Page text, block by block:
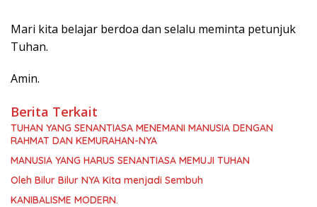
Mari kita belajar berdoa dan selalu meminta petunjuk
Tuhan.
Amin.
Berita Terkait
TUHAN YANG SENANTIASA MENEMANI MANUSIA DENGAN
RAHMAT DAN KEMURAHAN-NYA
MANUSIA YANG HARUS SENANTIASA MEMUJI TUHAN
Oleh Bilur Bilur NYA Kita menjadi Sembuh
KANIBALISME MODERN.